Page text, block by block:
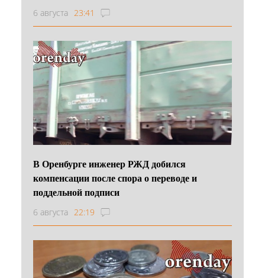
6 августа 23:41
В Оренбурге инженер РЖД добился
компенсации после спора о переводе и
поддельной подписи
6 августа 22:19